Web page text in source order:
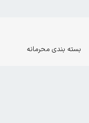
بسته بندی محرمانه